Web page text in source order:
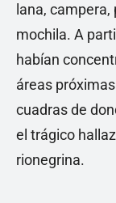
lana,
mochila. A
habían
áreas
cuadras de
el trágico
rionegrina.